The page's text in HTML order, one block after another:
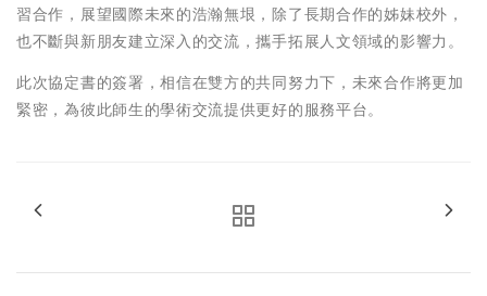
習合作，展望國際未來的浩瀚無垠，除了長期合作的姊妹校外，
也不斷與新朋友建立深入的交流，攜手拓展人文領域的影響力。
此次協定書的簽署，相信在雙方的共同努力下，未來合作將更加
緊密，為彼此師生的學術交流提供更好的服務平台。